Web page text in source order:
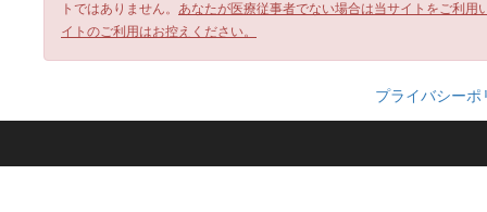
トではありません。 あなたが医療従事者でない場合は当サイトをご利
イトのご利用はお控えください。
プライバシーポ